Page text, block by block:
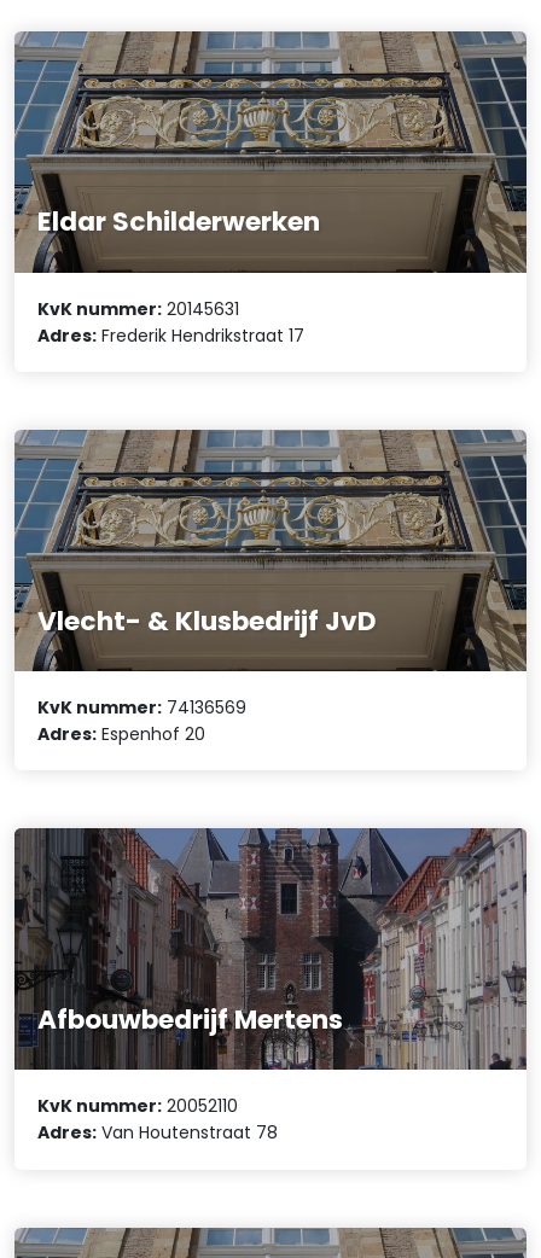
Eldar Schilderwerken
KvK nummer: 20145631
Adres: Frederik Hendrikstraat 17
Vlecht- & Klusbedrijf JvD
KvK nummer: 74136569
Adres: Espenhof 20
Afbouwbedrijf Mertens
KvK nummer: 20052110
Adres: Van Houtenstraat 78